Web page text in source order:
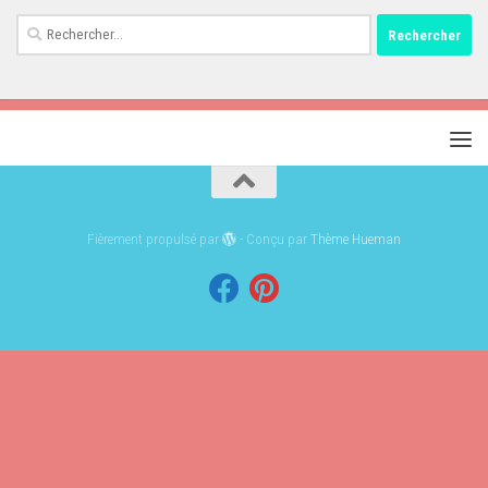
Rechercher :
Fièrement propulsé par - Conçu parThème Hueman